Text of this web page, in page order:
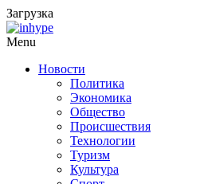
Загрузка
Menu
Новости
Политика
Экономика
Общество
Происшествия
Технологии
Туризм
Культура